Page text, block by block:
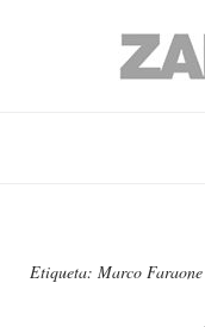
Etiqueta: Marco Faraone